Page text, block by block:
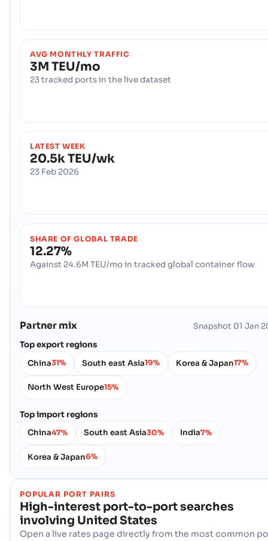
邮政编码 :
Brunswick (US)
Brunswick (US), United States of America, usa
Buffalo
地址 :Buffalo (USBUF), Buffalo, United States of America
邮政编码 :-
Burlington (US)
海港
地址 :Burlington (US), United States of America, usa
邮政编码 :-
港口代码 :USBUH
Burns Harbor
邮政编码 :-
港口代码 :USBNB
Burnside
海港
地址 :
Burnside (USUDE), United States of America, usa
港口代码 :USUDE
Calcite
港口代码 :USMI3
Calumet Harbor 海港
AVG MONTHLY TRAFFIC
3M TEU/mo
23 tracked ports in the live dataset
LATEST WEEK
20.5k TEU/wk
23 Feb 2026
SHARE OF GLOBAL TRADE
12.27%
Against 24.6M TEU/mo in tracked global container flow
Partner mix Snapshot 01 Jan
Top export regions
China31% South east Asia19% Korea & Japan17%
North West Europe15%
Top import regions
China47% South east Asia30% India7%
Korea & Japan6%
POPULAR PORT PAIRS
High-interest port-to-port searches
involving United States
Open a live rates page directly from the most common